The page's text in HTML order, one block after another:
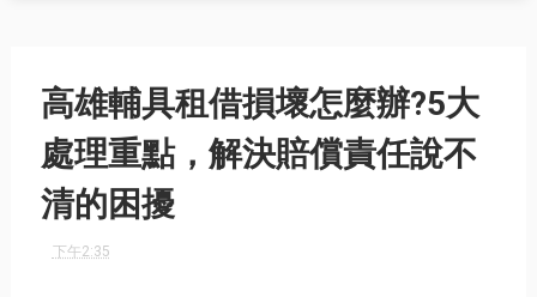
高雄輔具租借損壞怎麼辦?5大
處理重點，解決賠償責任說不
清的困擾
下午2:35